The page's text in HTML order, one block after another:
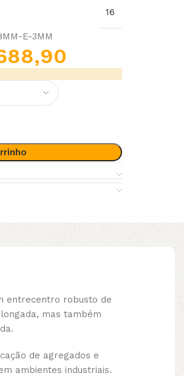
16
E-3MM
entrecentro robusto de
mas também
de agregados e
ambientes industriais.